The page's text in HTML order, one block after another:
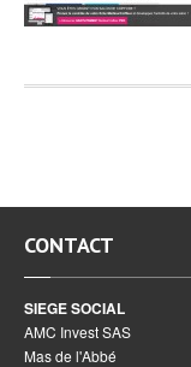
CONTACT
SIEGE SOCIAL
AMC Invest SAS
Mas de l'Abbé